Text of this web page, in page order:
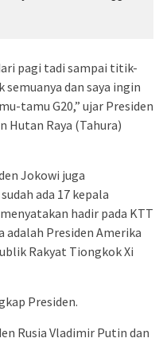
pagi tadi sampai titik-
dan saya ingin
tamu G20,” ujar Presiden
Hutan Raya (Tahura)
Jokowi juga
ada 17 kepala
hadir pada KTT
adalah Presiden Amerika
Rakyat Tiongkok Xi
Presiden.
Rusia Vladimir Putin dan